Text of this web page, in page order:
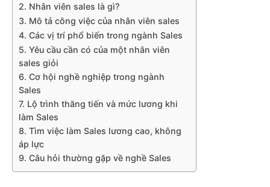
2. Nhân viên sales là gì?
3. Mô tả công việc của nhân viên sales
4. Các vị trí phổ biến trong ngành Sales
5. Yêu cầu cần có của một nhân viên
sales giỏi
6. Cơ hội nghề nghiệp trong ngành
Sales
7. Lộ trình thăng tiến và mức lương khi
làm Sales
8. Tìm việc làm Sales lương cao, không
áp lực
9. Câu hỏi thường gặp về nghề Sales